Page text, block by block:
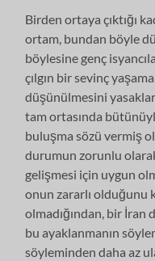
Birden ortaya çıktığı
ortam, bundan böyle
böylesine genç
çılgın bir sevinç
düşünülmesini
tam ortasında
buluşma sözü vermiş
durumun zorunlu
gelişmesi için uygun
onun zararlı olduğunu
olmadığından, bir İran
bu ayaklanmanın
söyleminden daha az